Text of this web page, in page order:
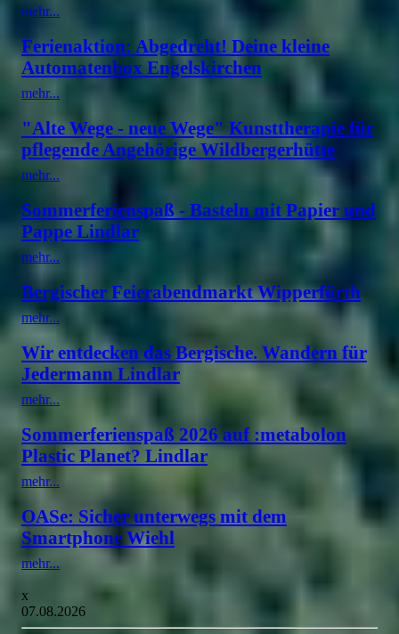
mehr...
Ferienaktion: Abgedreht! Deine kleine
Automatenbox Engelskirchen
mehr...
"Alte Wege - neue Wege" Kunsttherapie für
pflegende Angehörige Wildbergerhütte
mehr...
Sommerferienspaß - Basteln mit Papier und
Pappe Lindlar
mehr...
Bergischer Feierabendmarkt Wipperfürth
mehr...
Wir entdecken das Bergische. Wandern für
Jedermann Lindlar
mehr...
Sommerferienspaß 2026 auf :metabolon
Plastic Planet? Lindlar
mehr...
OASe: Sicher unterwegs mit dem
Smartphone Wiehl
mehr...
x
07.08.2026